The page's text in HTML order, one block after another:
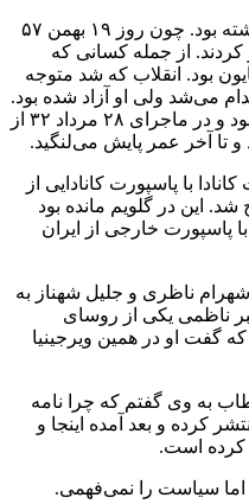
بعدا فهمیدیم این ریش را تعمدی گذاشته بود. چون روز ۱۹ بهمن ۵۷
کردند. از جمله کسانی که
بود. انقلاب که شد متوجه
می‌شد ولی او آزاد شده بود.
داریوش همایون عضو حزب سومکا بود و در ماجرای ۲۸ مرداد ۳۲ از
و تا آخر عمر پایش می‌لنگید.
با پاسپورت کانادایی از
شد. این در گلویم مانده بود
پاسپورت خارجی از ایران
شهرام ناظری و جلیل شهناز به
ناظمی یکی از روسای
گفت او در همین ویرجینیا
به وی گفتم که چرا نامه
کرده و بعد آمده اینجا و
کرده است.
سیاست را نمی‌فهمی.